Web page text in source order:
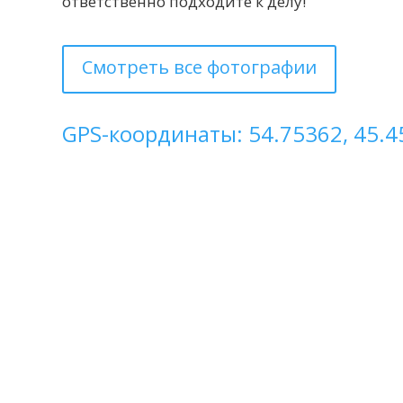
Смотреть все фотографии
GPS-координаты: 54.75362,